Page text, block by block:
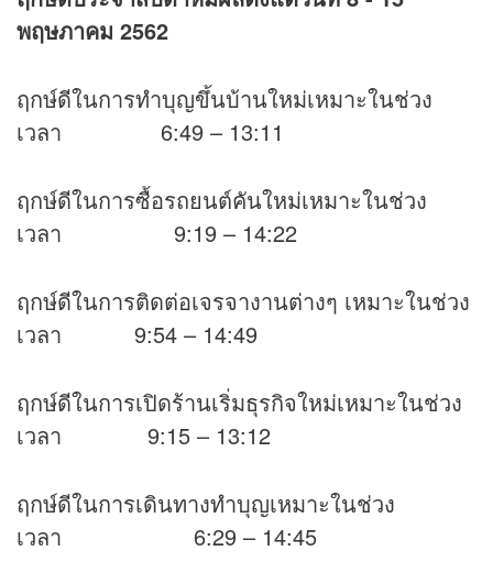
พฤษภาคม 2562
ฤกษ์ดีในการทำบุญขึ้นบ้านใหม่เหมาะในช่วง
เวลา 6:49 – 13:11
ฤกษ์ดีในการซื้อรถยนต์คันใหม่เหมาะในช่วง
เวลา 9:19 – 14:22
ฤกษ์ดีในการติดต่อเจรจางานต่างๆ เหมาะในช่วง
เวลา 9:54 – 14:49
ฤกษ์ดีในการเปิดร้านเริ่มธุรกิจใหม่เหมาะในช่วง
เวลา 9:15 – 13:12
ฤกษ์ดีในการเดินทางทำบุญเหมาะในช่วง
เวลา 6:29 – 14:45